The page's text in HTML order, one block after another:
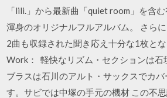
「lili.」から最新曲「quiet room」を含
渾身のオリジナルフルアルバム。 さら
2曲も収録された聞き応え十分な1枚と
Work： 軽快なリズム・セクションは石
ブラスは石川のアルト・サックスでカ
す。サビでは中塚の手元の機材 この不